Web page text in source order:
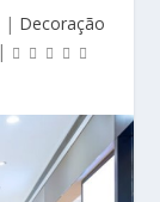
| Decoração
|